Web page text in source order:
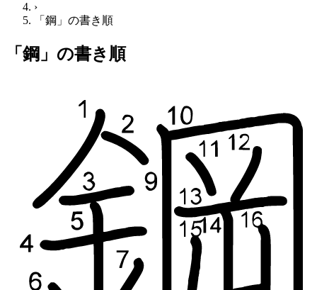
›
「鋼」の書き順
「鋼」の書き順